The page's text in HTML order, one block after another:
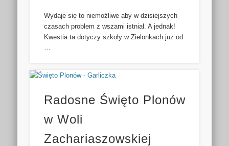
Wydaje się to niemożliwe aby w dzisiejszych
czasach problem z wszami istniał. A jednak!
Kwestia ta dotyczy szkoły w Zielonkach już od
…
Radosne Święto Plonów
w Woli
Zachariaszowskiej